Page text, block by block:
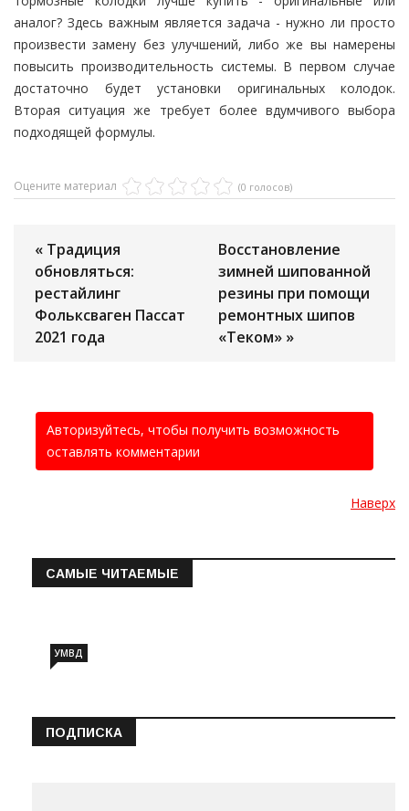
аналог? Здесь важным является задача - нужно ли просто
произвести замену без улучшений, либо же вы намерены
повысить производительность системы. В первом случае
достаточно будет установки оригинальных колодок.
Вторая ситуация же требует более вдумчивого выбора
подходящей формулы.
Оцените материал (0 голосов)
« Традиция
обновляться:
рестайлинг
Фольксваген Пассат
2021 года
Восстановление
зимней шипованной
резины при помощи
ремонтных шипов
«Теком» »
Авторизуйтесь, чтобы получить возможность
оставлять комментарии
Наверх
САМЫЕ ЧИТАЕМЫЕ
УМВД
ПОДПИСКА